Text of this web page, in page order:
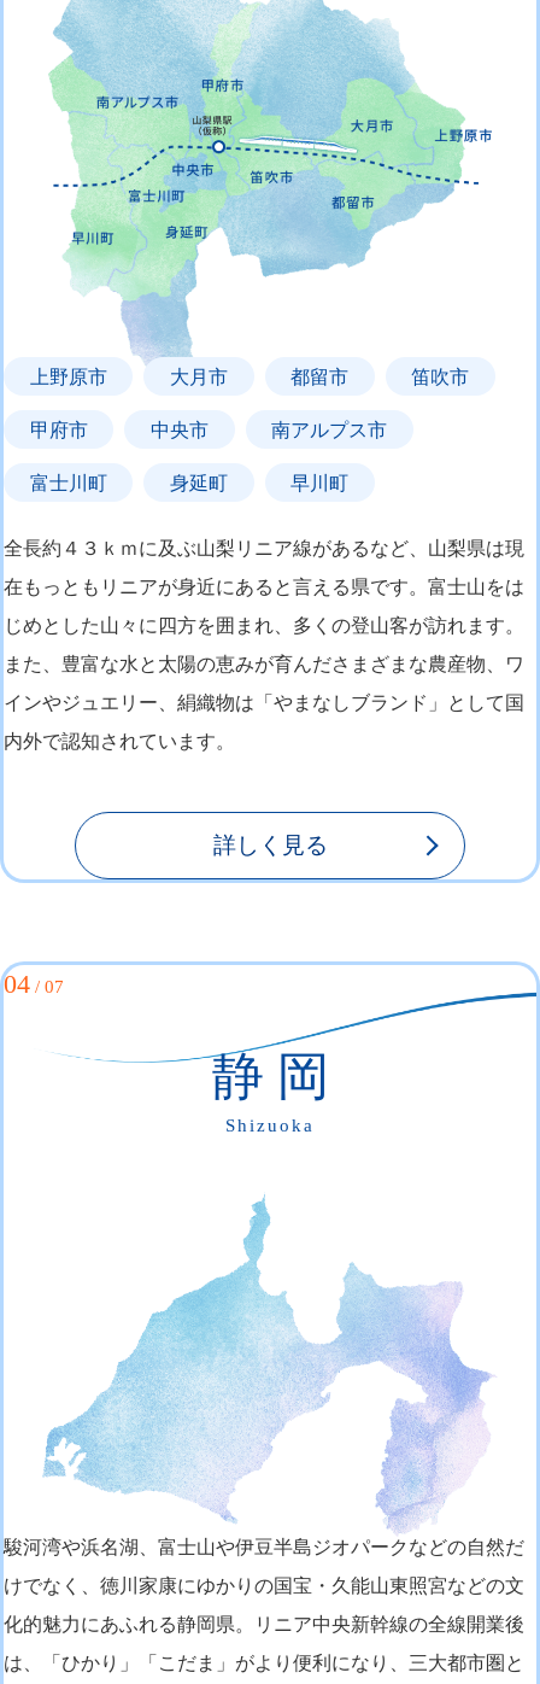
上野原市 大月市 都留市 笛吹市
甲府市 中央市 南アルプス市
富士川町 身延町 早川町
全長約４３ｋｍに及ぶ山梨リニア線があるなど、山梨県は現
在もっともリニアが身近にあると言える県です。富士山をは
じめとした山々に四方を囲まれ、多くの登山客が訪れます。
また、豊富な水と太陽の恵みが育んださまざまな農産物、ワ
インやジュエリー、絹織物は「やまなしブランド」として国
内外で認知されています。
詳しく見る
04 / 07
静 岡
Shizuoka
駿河湾や浜名湖、富士山や伊豆半島ジオパークなどの自然だ
けでなく、徳川家康にゆかりの国宝・久能山東照宮などの文
化的魅力にあふれる静岡県。リニア中央新幹線の全線開業後
は、「ひかり」「こだま」がより便利になり、三大都市圏と